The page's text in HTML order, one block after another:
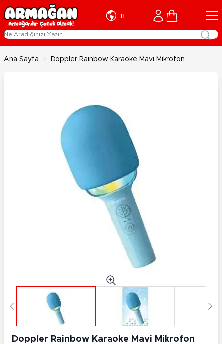
İçeriğe geç
TR Cart
Ana Sayfa > Doppler Rainbow Karaoke Mavi Mikrofon
Doppler Rainbow Karaoke Mavi Mikrofon